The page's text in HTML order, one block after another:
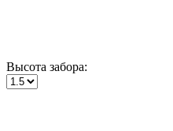
Высота забора: